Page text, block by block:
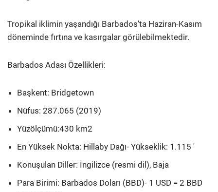
Tropikal iklimin yaşandığı Barbados’ta Haziran-Kasım
döneminde fırtına ve kasırgalar görülebilmektedir.
Barbados Adası Özellikleri:
Başkent: Bridgetown
Nüfus: 287.065 (2019)
Yüzölçümü:430 km2
En Yüksek Nokta: Hillaby Dağı- Yükseklik: 1.115 ′
Konuşulan Diller: İngilizce (resmi dil), Baja
Para Birimi: Barbados Doları (BBD)- 1 USD = 2 BBD